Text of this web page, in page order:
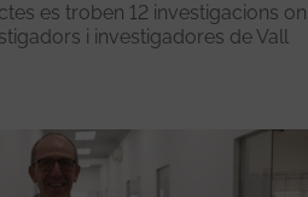
es troben 12 investigacions on
i investigadores de Vall